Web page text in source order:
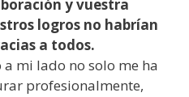
y vuestra
logros no habrían
a todos.
mi lado no solo me ha
profesionalmente,